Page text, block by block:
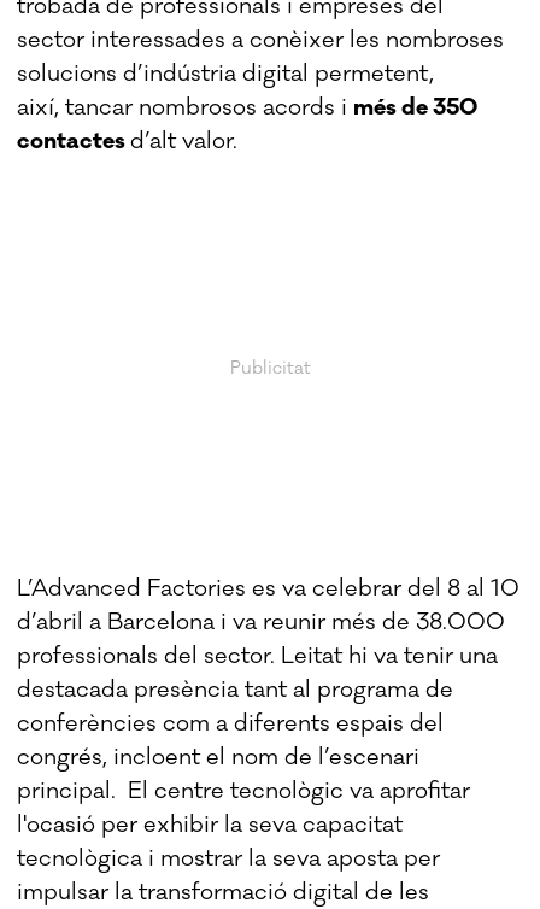
trobada de professionals i empreses del
sector interessades a conèixer les nombroses
solucions d’indústria digital permetent,
així, tancar nombrosos acords i més de 350
contactesd’alt valor.
L’Advanced Factories es va celebrar del 8 al 10
d’abril a Barcelona i va reunir més de 38.000
professionals del sector. Leitat hi va tenir una
destacada presència tant al programa de
conferències com a diferents espais del
congrés, incloent el nom de l’escenari
principal. El centre tecnològic va aprofitar
l'ocasió per exhibir la seva capacitat
tecnològica i mostrar la seva aposta per
impulsar la transformació digital de les